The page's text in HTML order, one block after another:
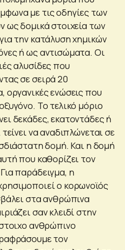
με τις οδηγίες των
ως δομικά στοιχεία των
την κατάλυση χημικών
ή ως αντισώματα. Οι
αλυσίδες που
σε σειρά 20
οργανικές ενώσεις που
Το τελικό μόριο
δεκάδες, εκατοντάδες ή
να αναδιπλώνεται σε
δομή. Και η δομή
που καθορίζει τον
παράδειγμα, η
ο κορωνοϊός
στα ανθρώπινα
σαν κλειδί στην
ανθρώπινο
τον